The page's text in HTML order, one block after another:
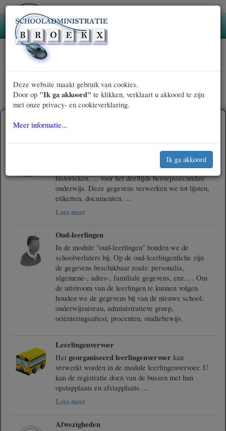
Broekx BV»Producten» BroekxOnWeb»Deeltijds beroepssecundair onderwijs
Deeltijds beroepssecundair onderwijs
Leerlingenbeheer
In het programma leerlingenbeheer registreren we
de leerlingengegevens, studieresultaten,
historieken, ... voor het deeltijds beroepssecundair
onderwijs. Deze gegevens verwerken we tot lijsten,
etiketten, documenten. ...
Lees meer
Oud-leerlingen
In de module "oud-leerlingen" houden we de
schoolverlaters bij. Op de oud-leerlingenfiche zijn
de gegevens beschikbaar zoals: personalia,
algemene-, adres-, familiale gegevens, enz... . Om
de uitstroom van de leerlingen te kunnen volgen
houden we de gegevens bij van de nieuwe school,
onderwijsniveau, administratieve groep,
oriënteringsattest, procenten, studiebewijs.
Leerlingenvervoer
Het georganiseerd leerlingenvervoer kan
verwerkt worden in de module leerlingenvervoer. U
kan de registratie doen van de bussen met hun
opstapplaats en afstapplaats. ...
Lees meer
Afwezigheden
Deze website maakt gebruik van cookies.
Door op "Ik ga akkoord" te klikken, verklaart u akkoord te zijn
met onze privacy- en cookieverklaring.
Meer informatie...